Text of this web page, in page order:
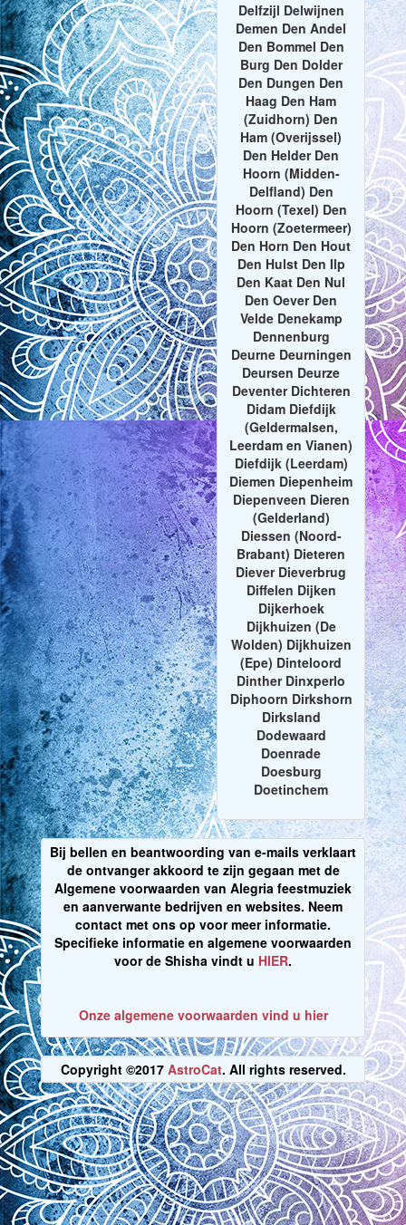
Delfzijl Delwijnen
Demen Den Andel
Den Bommel Den
Burg Den Dolder
Den Dungen Den
Haag Den Ham
(Zuidhorn) Den
Ham (Overijssel)
Den Helder Den
Hoorn (Midden-
Delfland) Den
Hoorn (Texel) Den
Hoorn (Zoetermeer)
Den Horn Den Hout
Den Hulst Den Ilp
Den Kaat Den Nul
Den Oever Den
Velde Denekamp
Dennenburg
Deurne Deurningen
Deursen Deurze
Deventer Dichteren
Didam Diefdijk
(Geldermalsen,
Leerdam en Vianen)
Diefdijk (Leerdam)
Diemen Diepenheim
Diepenveen Dieren
(Gelderland)
Diessen (Noord-
Brabant) Dieteren
Diever Dieverbrug
Diffelen Dijken
Dijkerhoek
Dijkhuizen (De
Wolden) Dijkhuizen
(Epe) Dinteloord
Dinther Dinxperlo
Diphoorn Dirkshorn
Dirksland
Dodewaard
Doenrade
Doesburg
Doetinchem
Bij bellen en beantwoording van e-mails verklaart
de ontvanger akkoord te zijn gegaan met de
Algemene voorwaarden van Alegria feestmuziek
en aanverwante bedrijven en websites. Neem
contact met ons op voor meer informatie.
Specifieke informatie en algemene voorwaarden
voor de Shisha vindt u HIER.
Onze algemene voorwaarden vind u hier
Copyright ©2017 AstroCat. All rights reserved.